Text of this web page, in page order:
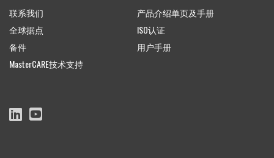
联系我们
全球据点
备件
MasterCARE技术支持
产品介绍单页及手册
ISO认证
用户手册